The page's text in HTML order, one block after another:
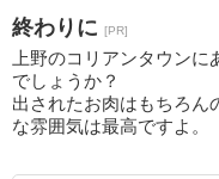
終わりに [PR]
上野のコリアンタウン
でしょうか？
出されたお肉はもちろん
な雰囲気は最高ですよ。